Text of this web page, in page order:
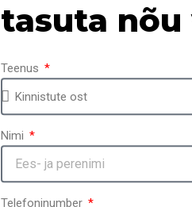
tasuta
Teenus
Nimi
Telefoninumber